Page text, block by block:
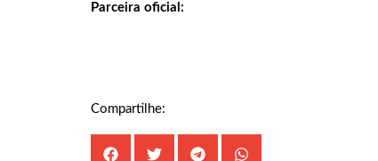
Parceira oficial:
Compartilhe: